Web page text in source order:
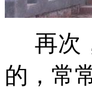
再次
的，常